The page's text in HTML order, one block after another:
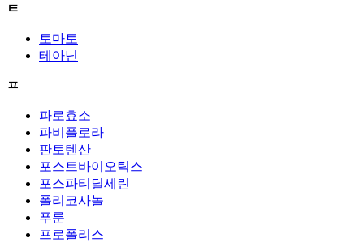
ㅌ
토마토
테아닌
ㅍ
파로효소
파비플로라
판토텐산
포스트바이오틱스
포스파티딜세린
폴리코사놀
푸룬
프로폴리스